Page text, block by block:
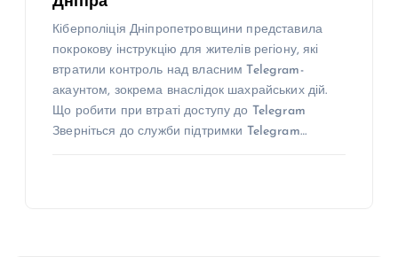
Кіберполіція Дніпропетровщини представила
покрокову інструкцію для жителів регіону, які
втратили контроль над власним Telegram-
акаунтом, зокрема внаслідок шахрайських дій.
Що робити при втраті доступу до Telegram
Зверніться до служби підтримки Telegram…